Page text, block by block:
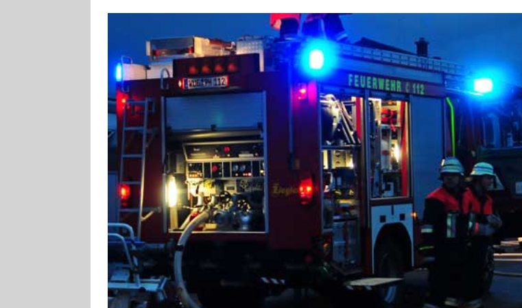
ankommen
VERANSTALTUNGEN
[ 4. August 2026 ] Kanonendonner und Pappenheimer Marsch für Hubert
Aiwanger
VERANSTALTUNGEN
[ 7. August 2026 ] Sommerabendmusik mit Pop und Musicalklängen in
Pappenheim
KIRCHEN